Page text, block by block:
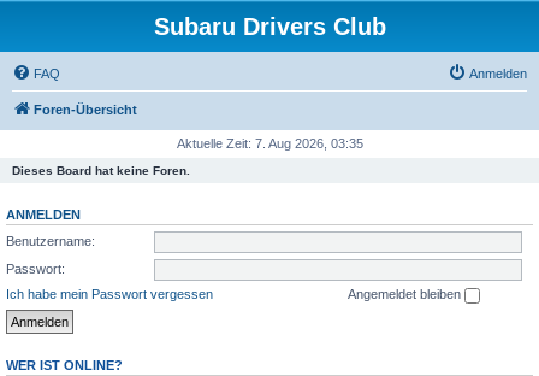
Subaru Drivers Club
FAQ Anmelden
Foren-Übersicht
Aktuelle Zeit: 7. Aug 2026, 03:35
Dieses Board hat keine Foren.
ANMELDEN
Benutzername:
Passwort:
Ich habe mein Passwort vergessen
Angemeldet bleiben
WER IST ONLINE?